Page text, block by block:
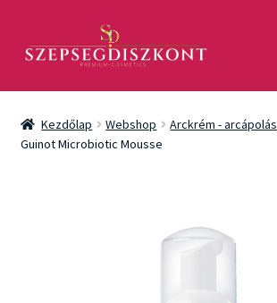
aa
Akció
Csomagok
Kezdőlap Webshop Arckrém - arcápolás
Guinot Microbiotic Mousse